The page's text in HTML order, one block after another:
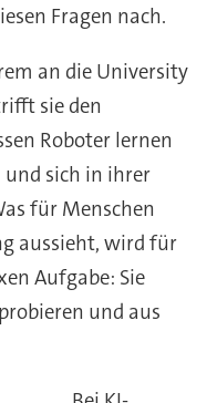
Fragen nach.
an die University
sie den
Roboter lernen
und sich in ihrer
für Menschen
aussieht, wird für
Aufgabe: Sie
und aus